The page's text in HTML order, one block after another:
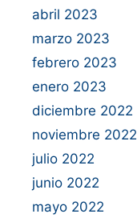
abril 2023
marzo 2023
febrero 2023
enero 2023
diciembre 2022
noviembre 2022
julio 2022
junio 2022
mayo 2022